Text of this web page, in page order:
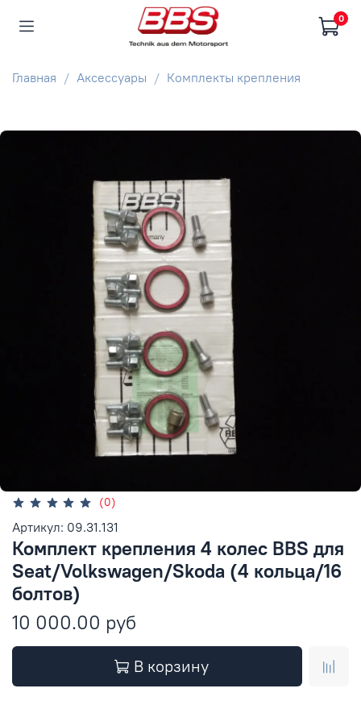
0
Главная Аксессуары Комплекты крепления
(0)
Артикул: 09.31.131
Комплект крепления 4 колес BBS для
Seat/Volkswagen/Skoda (4 кольца/16
болтов)
10 000.00 руб
В корзину